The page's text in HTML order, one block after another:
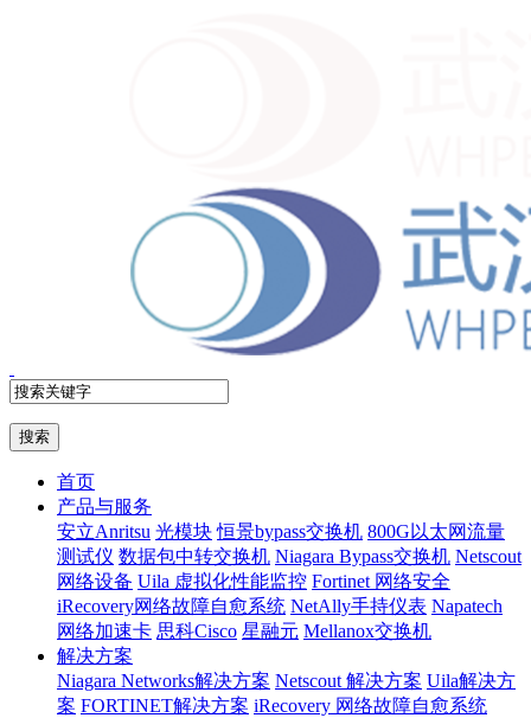
首页
产品与服务
安立Anritsu 光模块 恒景bypass交换机 800G以太网流量
测试仪 数据包中转交换机 Niagara Bypass交换机 Netscout
网络设备 Uila 虚拟化性能监控 Fortinet 网络安全
iRecovery网络故障自愈系统 NetAlly手持仪表 Napatech
网络加速卡 思科Cisco 星融元 Mellanox交换机
解决方案
Niagara Networks解决方案 Netscout 解决方案 Uila解决方
案 FORTINET解决方案 iRecovery 网络故障自愈系统